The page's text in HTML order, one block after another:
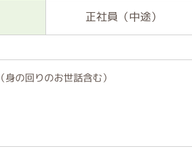
正社員（中途）
の回りのお世話含む）